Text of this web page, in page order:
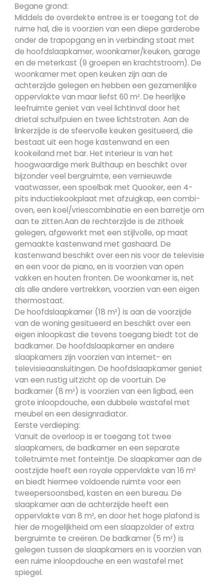
Begane grond:
Middels de overdekte entree is er toegang tot de
ruime hal, die is voorzien van een diepe garderobe
onder de trapopgang en in verbinding staat met
de hoofdslaapkamer, woonkamer/keuken, garage
en de meterkast (9 groepen en krachtstroom). De
woonkamer met open keuken zijn aan de
achterzijde gelegen en hebben een gezamenlijke
oppervlakte van maar liefst 60 m². De heerlijke
leefruimte geniet van veel lichtinval door het
drietal schuifpuien en twee lichtstraten. Aan de
linkerzijde is de sfeervolle keuken gesitueerd, die
bestaat uit een hoge kastenwand en een
kookeiland met bar. Het interieur is van het
hoogwaardige merk Bulthaup en beschikt over
bijzonder veel bergruimte, een vernieuwde
vaatwasser, een spoelbak met Quooker, een 4-
pits inductiekookplaat met afzuigkap, een combi-
oven, een koel/vriescombinatie en een barretje om
aan te zitten.Aan de rechterzijde is de zithoek
gelegen, afgewerkt met een stijlvolle, op maat
gemaakte kastenwand met gashaard. De
kastenwand beschikt over een nis voor de televisie
en een voor de piano, en is voorzien van open
vakken en houten fronten. De woonkamer is, net
als alle andere vertrekken, voorzien van een eigen
thermostaat.
De hoofdslaapkamer (18 m²) is aan de voorzijde
van de woning gesitueerd en beschikt over een
eigen inloopkast die tevens toegang biedt tot de
badkamer. De hoofdslaapkamer en andere
slaapkamers zijn voorzien van internet- en
televisieaansluitingen. De hoofdslaapkamer geniet
van een rustig uitzicht op de voortuin. De
badkamer (8 m²) is voorzien van een ligbad, een
grote inloopdouche, een dubbele wastafel met
meubel en een designradiator.
Eerste verdieping:
Vanuit de overloop is er toegang tot twee
slaapkamers, de badkamer en een separate
toiletruimte met fonteintje. De slaapkamer aan de
oostzijde heeft een royale oppervlakte van 16 m²
en biedt hiermee voldoende ruimte voor een
tweepersoonsbed, kasten en een bureau. De
slaapkamer aan de achterzijde heeft een
oppervlakte van 8 m², en door het hoge plafond is
hier de mogelijkheid om een slaapzolder of extra
bergruimte te creëren. De badkamer (5 m²) is
gelegen tussen de slaapkamers en is voorzien van
een ruime inloopdouche en een wastafel met
spiegel.